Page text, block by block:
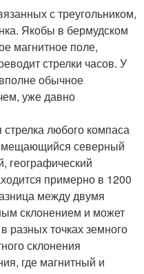
с треугольником,
Якобы в бермудском
магнитное поле,
стрелки часов. У
обычное
уже давно
любого компаса
северный
географический
примерно в 1200
между двумя
склонением и может
разных точках земного
склонения
где магнитный и